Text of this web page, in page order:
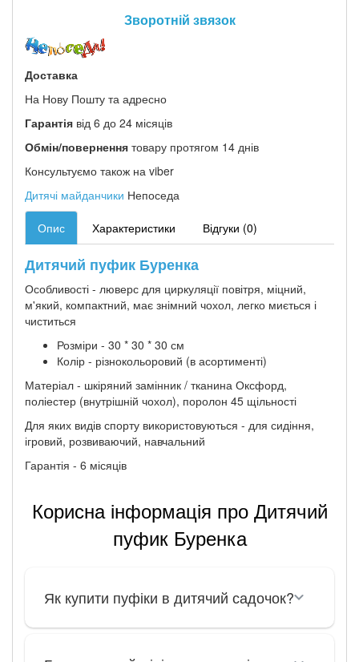
Зворотній звязок
Доставка
На Нову Пошту та адресно
Гарантія від 6 до 24 місяців
Обмін/повернення товару протягом 14 днів
Консультуємо також на viber
Дитячі майданчики Непоседа
Опис Характеристики Відгуки (0)
Дитячий пуфик Буренка
Особливості - люверс для циркуляції повітря, міцний,
м'який, компактний, має знімний чохол, легко миється і
чиститься
Розміри - 30 * 30 * 30 см
Колір - різнокольоровий (в асортименті)
Матеріал - шкіряний замінник / тканина Оксфорд,
поліестер (внутрішній чохол), поролон 45 щільності
Для яких видів спорту використовуються - для сидіння,
ігровий, розвиваючий, навчальний
Гарантія - 6 місяців
Корисна інформація про Дитячий
пуфик Буренка
Як купити пуфіки в дитячий садочок?